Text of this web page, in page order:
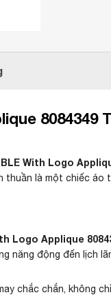
8084349
With Logo
là một chiếc
Logo Applique
động đến lịch
chắc chắn, không